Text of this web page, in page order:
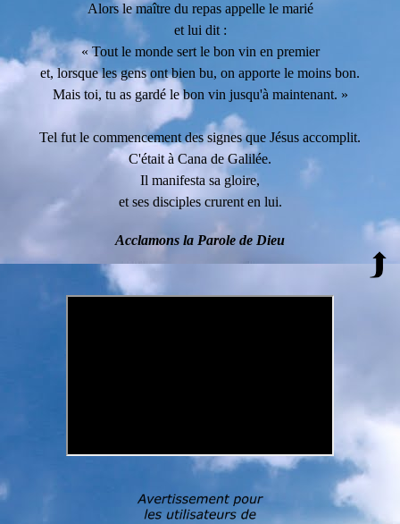
Alors le maître du repas appelle le marié
et lui dit :
« Tout le monde sert le bon vin en premier
et, lorsque les gens ont bien bu, on apporte le moins bon.
Mais toi, tu as gardé le bon vin jusqu'à maintenant. »
Tel fut le commencement des signes que Jésus accomplit.
C'était à Cana de Galilée.
Il manifesta sa gloire,
et ses disciples crurent en lui.
Acclamons la Parole de Dieu